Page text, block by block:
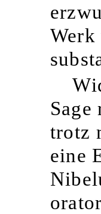
trotz
eine